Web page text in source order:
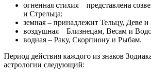
огненная стихия – представлена
и Стрельца;
земная – принадлежит Тельцу, Деве и
воздушная – Близнецам, Весам и
водная – Раку, Скорпиону и Рыбам.
Период действия каждого из знаков
астрологии следующий: